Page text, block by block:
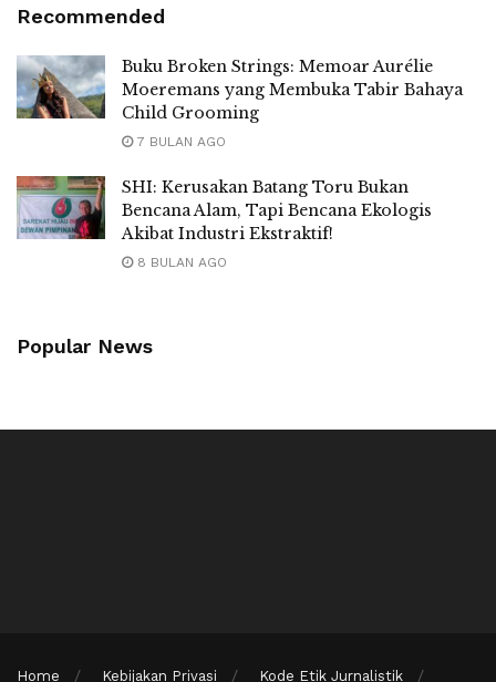
Recommended
Buku Broken Strings: Memoar Aurélie
Moeremans yang Membuka Tabir Bahaya
Child Grooming
7 BULAN AGO
SHI: Kerusakan Batang Toru Bukan
Bencana Alam, Tapi Bencana Ekologis
Akibat Industri Ekstraktif!
8 BULAN AGO
Popular News
Home Kebijakan Privasi Kode Etik Jurnalistik